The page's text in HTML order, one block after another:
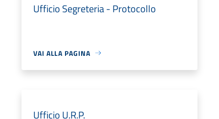
Ufficio Segreteria - Protocollo
VAI ALLA PAGINA
Ufficio U.R.P.